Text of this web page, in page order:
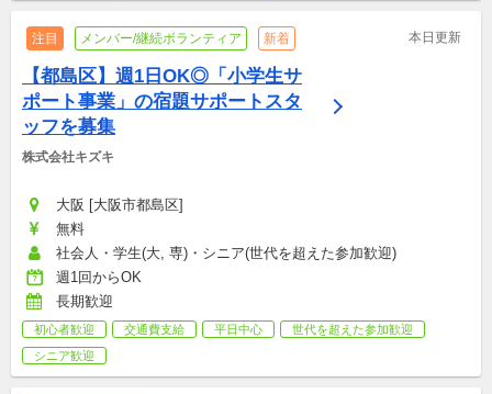
注目 メンバー/継続ボランティア 新着 本日更新
【都島区】週1日OK◎「小学生サ
ポート事業」の宿題サポートスタ
ッフを募集
株式会社キズキ
大阪 [大阪市都島区]
無料
社会人・学生(大, 専)・シニア(世代を超えた参加歓迎)
週1回からOK
長期歓迎
初心者歓迎 交通費支給 平日中心
世代を超えた参加歓迎
シニア歓迎